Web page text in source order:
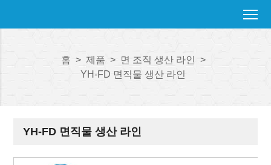
홈 > 제품 > 면 조직 생산 라인
>
YH-FD 면직물 생산 라인
YH-FD 면직물 생산 라인